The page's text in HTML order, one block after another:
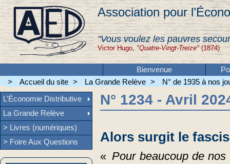
Association pour
"Vous voulez les pauvres
Victor Hugo, "Quatre-Vingt-Treize"(1874)
Bienvenue
>
Accueil du site > La Grande Relève > N° de 1935 à nos
N° 1234 - Avril
Alors surgit le
«Pour beaucoup de
L’Économie Distributive
La Grande Relève
> Livres (numériques)
> Foire Aux Questions